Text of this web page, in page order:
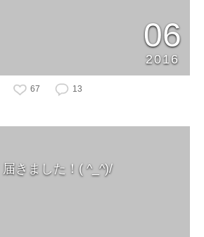
06
2016
67 13
きました！( ^_^)/